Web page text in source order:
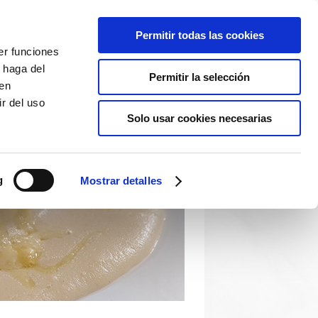
funciones
del
del uso
Mostrar detalles
Permitir todas las cookies
Permitir la selección
Solo usar cookies necesarias